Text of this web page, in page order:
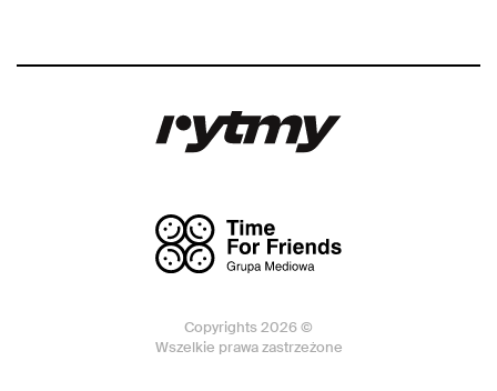
Copyrights 2026 ©
Wszelkie prawa zastrzeżone